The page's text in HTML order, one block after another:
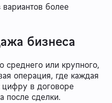
более
бизнеса
среднего или крупного,
операция, где каждая
цифру в договоре
после сделки.